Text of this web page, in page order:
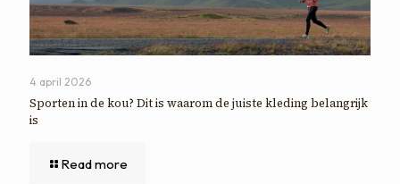
4 april 2026
Sporten in de kou? Dit is waarom de juiste kleding belangrijk
is
Read more